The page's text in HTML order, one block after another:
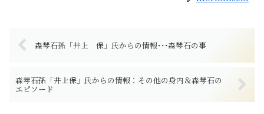
森琴石孫「井上 保」氏からの情報･･･森琴石の事
森琴石孫「井上保」氏からの情報：その他の身内＆森琴石の
エピソード